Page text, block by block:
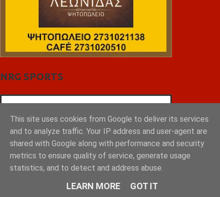
NRG SPORTS
This site uses cookies from Google to deliver its services
and to analyze traffic. Your IP address and user-agent are
shared with Google along with performance and security
metrics to ensure quality of service, generate usage
statistics, and to detect and address abuse.
LEARN MORE GOT IT